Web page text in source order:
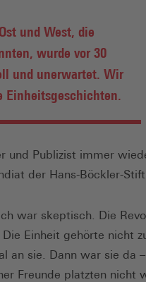
und West, die
wurde vor 30
und unerwartet. Wir
Einheitsgeschichten.
und Publizist immer
der Hans-Böckler-
war skeptisch. Die
Einheit gehörte nicht
an sie. Dann war sie da
Freunde platzten nicht